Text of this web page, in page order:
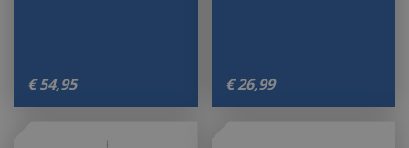
€ 54,95 € 26,99